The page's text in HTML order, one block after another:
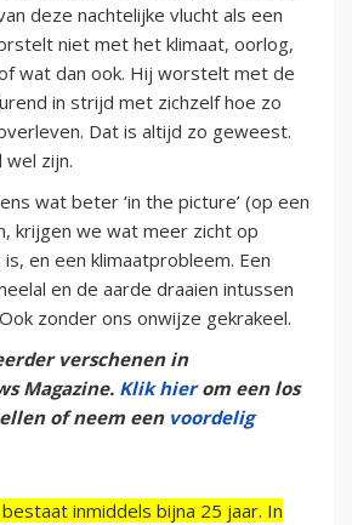
deze nachtelijke vlucht als een
niet met het klimaat, oorlog,
wat dan ook. Hij worstelt met de
in strijd met zichzelf hoe zo
Dat is altijd zo geweest.
wel zijn.
wat beter ‘in the picture’ (op een
krijgen we wat meer zicht op
en een klimaatprobleem. Een
en de aarde draaien intussen
zonder ons onwijze gekrakeel.
verschenen in
Magazine. Klik hierom een los
of neem een voordelig
inmiddels bijna 25 jaar. In